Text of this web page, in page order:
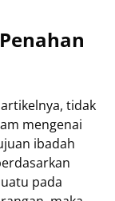
tidak
mengenai
ibadah
pada